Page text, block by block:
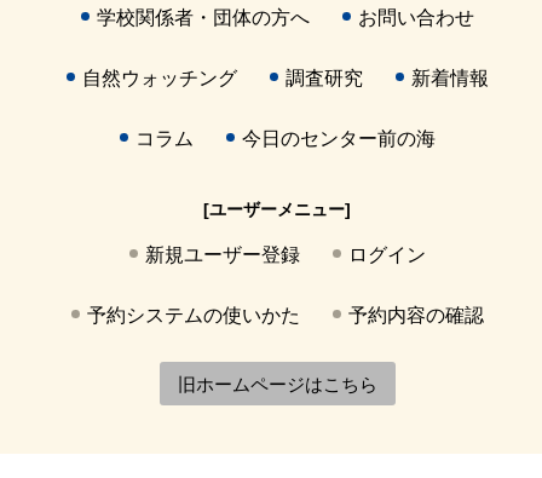
学校関係者・団体の方へ お問い合わせ
自然ウォッチング 調査研究 新着情報
コラム 今日のセンター前の海
[ユーザーメニュー]
新規ユーザー登録 ログイン
予約システムの使いかた 予約内容の確認
旧ホームページはこちら